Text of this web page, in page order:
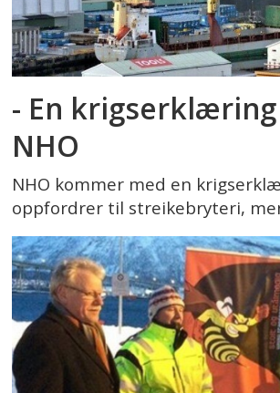
- En
NHO
NHO kommer med en
oppfordrer til streikebryteri,